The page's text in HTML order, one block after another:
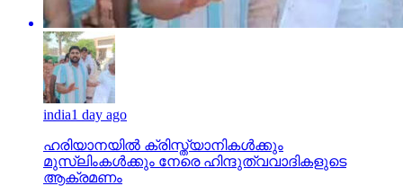
india1 day ago
ഹരിയാനയില്‍ ക്രിസ്ത്യാനികള്‍ക്കും
മുസ്‌ലിംകള്‍ക്കും നേരെ ഹിന്ദുത്വവാദികളുടെ
ആക്രമണം